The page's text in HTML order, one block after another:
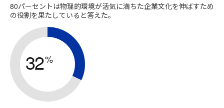
80パーセントは物理的環境が活気に満ちた企業文化を伸ばすため
の役割を果たしていると答えた。
32%